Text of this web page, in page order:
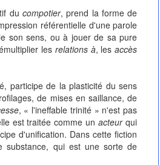
du compotier, prend la forme de
référentielle d'une parole
son sens, ou à jouer de sa pure
les relations à, lesaccès
participe de la plasticité du sens
de mises en saillance, de
, « l'ineffable trinité » n'est pas
est traitée comme unacteurqui
d'unification. Dans cette fiction
qui est une sorte de